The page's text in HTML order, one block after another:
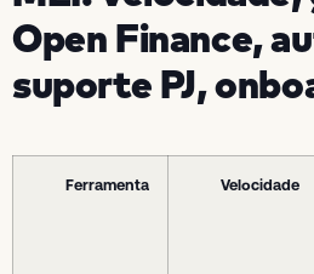
Open Finance,
suporte PJ,
Ferramenta Velocidade